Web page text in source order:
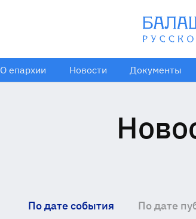
О епархии Новости Документы
По дате события По дате